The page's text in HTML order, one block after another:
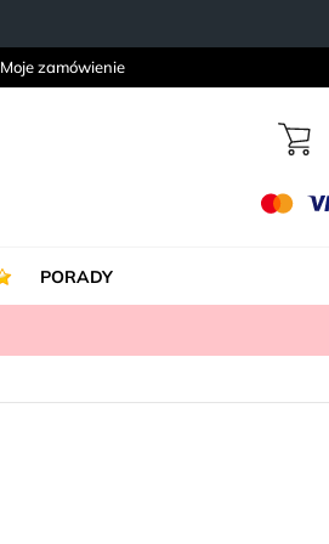
Moje zamówienie
PORADY